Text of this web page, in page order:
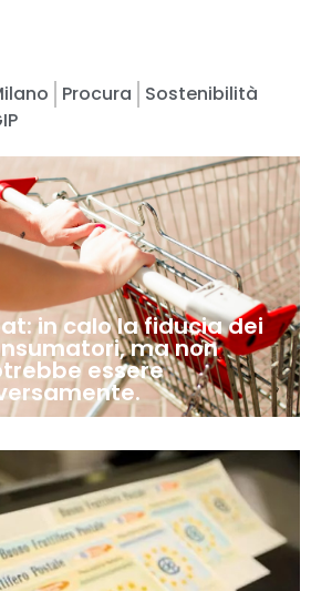
Procura
Sostenibilità
in calo la fiducia dei
ma non
essere